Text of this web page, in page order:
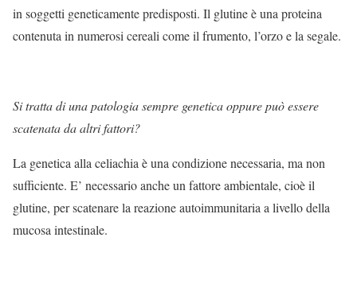
in soggetti geneticamente predisposti. Il glutine è una proteina
contenuta in numerosi cereali come il frumento, l’orzo e la segale.
Si tratta di una patologia sempre genetica oppure può essere
scatenata da altri fattori?
La genetica alla celiachia è una condizione necessaria, ma non
sufficiente. E’ necessario anche un fattore ambientale, cioè il
glutine, per scatenare la reazione autoimmunitaria a livello della
mucosa intestinale.